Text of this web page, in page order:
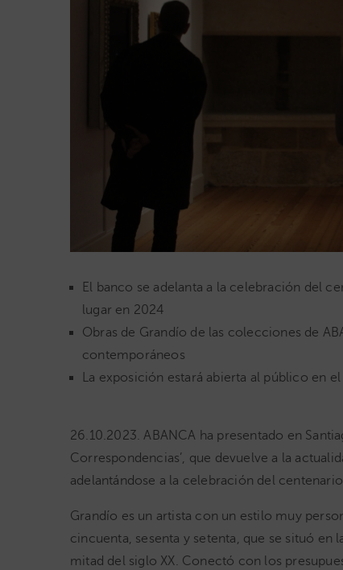
El banco se adelanta a la celebración del
lugar en 2024
Obras de Grandío de las colecciones de
contemporáneos
La exposición estará abierta al público en
26.10.2023. ABANCA ha presentado en
Correspondencias’, que devuelve a la
adelantándose a la celebración del
Grandío es un artista con un estilo muy
cincuenta, sesenta y setenta, que se situó
mitad del siglo XX. Conectó con los